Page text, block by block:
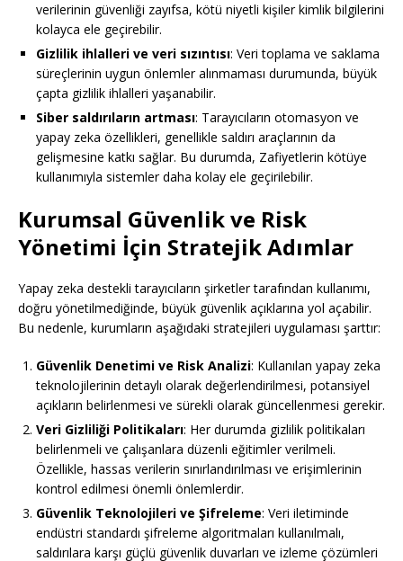
verilerinin güvenliği zayıfsa, kötü niyetli kişiler kimlik bilgilerini
kolayca ele geçirebilir.
Gizlilik ihlalleri ve veri sızıntısı: Veri toplama ve saklama
süreçlerinin uygun önlemler alınmaması durumunda, büyük
çapta gizlilik ihlalleri yaşanabilir.
Siber saldırıların artması: Tarayıcıların otomasyon ve
yapay zeka özellikleri, genellikle saldırı araçlarının da
gelişmesine katkı sağlar. Bu durumda, Zafiyetlerin kötüye
kullanımıyla sistemler daha kolay ele geçirilebilir.
Kurumsal Güvenlik ve Risk
Yönetimi İçin Stratejik Adımlar
Yapay zeka destekli tarayıcıların şirketler tarafından kullanımı,
doğru yönetilmediğinde, büyük güvenlik açıklarına yol açabilir.
Bu nedenle, kurumların aşağıdaki stratejileri uygulaması şarttır:
Güvenlik Denetimi ve Risk Analizi: Kullanılan yapay zeka
teknolojilerinin detaylı olarak değerlendirilmesi, potansiyel
açıkların belirlenmesi ve sürekli olarak güncellenmesi gerekir.
Veri Gizliliği Politikaları: Her durumda gizlilik politikaları
belirlenmeli ve çalışanlara düzenli eğitimler verilmeli.
Özellikle, hassas verilerin sınırlandırılması ve erişimlerinin
kontrol edilmesi önemli önlemlerdir.
Güvenlik Teknolojileri ve Şifreleme: Veri iletiminde
endüstri standardı şifreleme algoritmaları kullanılmalı,
saldırılara karşı güçlü güvenlik duvarları ve izleme çözümleri